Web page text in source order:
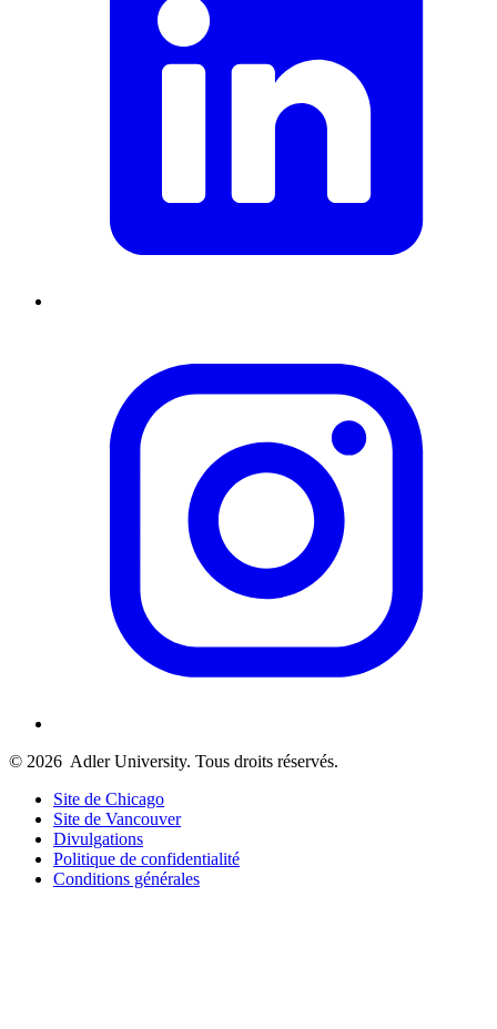
© 2026 Adler University. Tous droits réservés.
Site de Chicago
Site de Vancouver
Divulgations
Politique de confidentialité
Conditions générales